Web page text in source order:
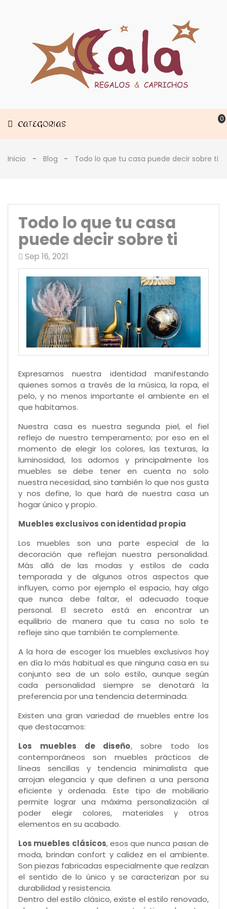
CATEGORIAS 0
Decoración
Estancias
Inicio Blog Todo lo que tu casa puede decir sobre ti
Todo lo que tu casa
puede decir sobre ti
Sep 16, 2021
Expresamos nuestra identidad manifestando
quienes somos a través de la música, la ropa, el
pelo, y no menos importante el ambiente en el
que habitamos.
Nuestra casa es nuestra segunda piel, el fiel
reflejo de nuestro temperamento; por eso en el
momento de elegir los colores, las texturas, la
luminosidad, los adornos y principalmente los
muebles se debe tener en cuenta no solo
nuestra necesidad, sino también lo que nos gusta
y nos define, lo que hará de nuestra casa un
hogar único y propio.
Muebles exclusivos con identidad propia
Los muebles son una parte especial de la
decoración que reflejan nuestra personalidad.
Más allá de las modas y estilos de cada
temporada y de algunos otros aspectos que
influyen, como por ejemplo el espacio, hay algo
que nunca debe faltar, el adecuado toque
personal. El secreto está en encontrar un
equilibrio de manera que tu casa no solo te
refleje sino que también te complemente.
A la hora de escoger los muebles exclusivos hoy
en día lo más habitual es que ninguna casa en su
conjunto sea de un solo estilo, aunque según
cada personalidad siempre se denotará la
preferencia por una tendencia determinada.
Existen una gran variedad de muebles entre los
que destacamos:
Los muebles de diseño, sobre todo los
contemporáneos son muebles prácticos de
líneas sencillas y tendencia minimalista que
arrojan elegancia y que definen a una persona
eficiente y ordenada. Este tipo de mobiliario
permite lograr una máxima personalización al
poder elegir colores, materiales y otros
elementos en su acabado.
Los muebles clásicos, esos que nunca pasan de
moda, brindan confort y calidez en el ambiente.
Son piezas fabricadas especialmente que realzan
el sentido de lo único y se caracterizan por su
durabilidad y resistencia.
Dentro del estilo clásico, existe el estilo renovado,